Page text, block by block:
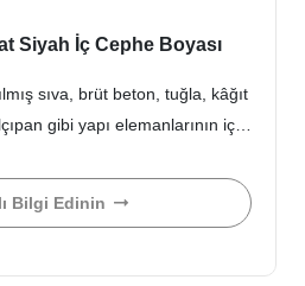
Siyah İç Cephe Boyası
sıva, brüt beton, tuğla, kâğıt
gibi yapı elemanlarının iç…
Bilgi Edinin